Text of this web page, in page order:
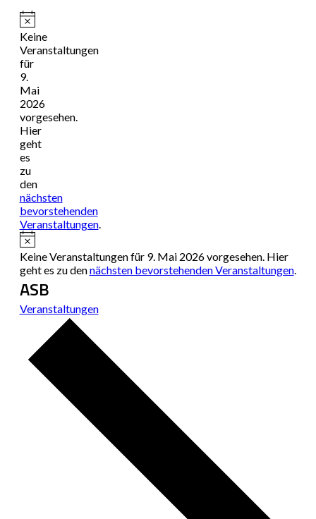
Hinweis
Keine
Veranstaltungen
für
9.
Mai
2026
vorgesehen.
Hier
geht
es
zu
den
nächsten
bevorstehenden
Veranstaltungen.
Hinweis
Keine Veranstaltungen für 9. Mai 2026 vorgesehen. Hier
geht es zu dennächsten bevorstehenden Veranstaltungen.
ASB
Veranstaltungen